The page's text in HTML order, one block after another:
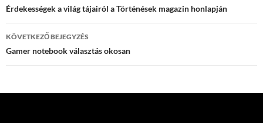
navigáció
Érdekességek a világ tájairól a Történések magazin honlapján
KÖVETKEZŐ BEJEGYZÉS
Gamer notebook választás okosan